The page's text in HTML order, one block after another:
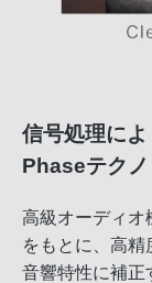
信号処理に
Phaseテクノ
高級オーディオ
をもとに、高
音響特性に補正